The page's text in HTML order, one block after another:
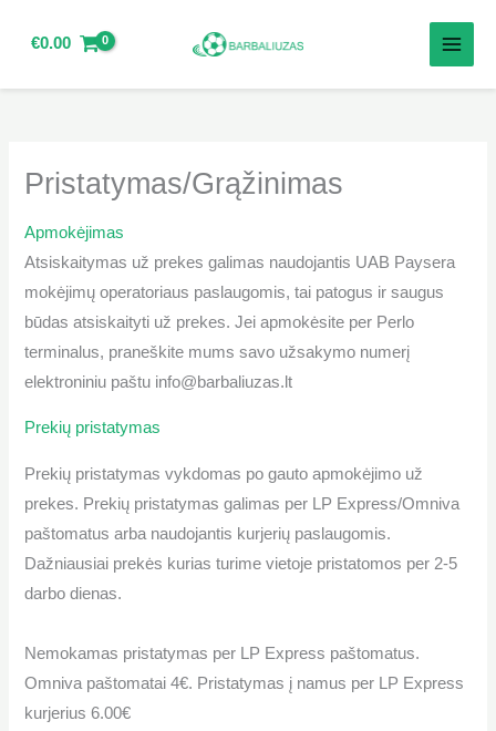
€0.00
Pristatymas/Grąžinimas
Apmokėjimas
Atsiskaitymas už prekes galimas naudojantis UAB Paysera
mokėjimų operatoriaus paslaugomis, tai patogus ir saugus
būdas atsiskaityti už prekes. Jei apmokėsite per Perlo
terminalus, praneškite mums savo užsakymo numerį
elektroniniu paštu info@barbaliuzas.lt
Prekių pristatymas
Prekių pristatymas vykdomas po gauto apmokėjimo už
prekes. Prekių pristatymas galimas per LP Express/Omniva
paštomatus arba naudojantis kurjerių paslaugomis.
Dažniausiai prekės kurias turime vietoje pristatomos per 2-5
darbo dienas.
Nemokamas pristatymas per LP Express paštomatus.
Omniva paštomatai 4€. Pristatymas į namus per LP Express
kurjerius 6.00€